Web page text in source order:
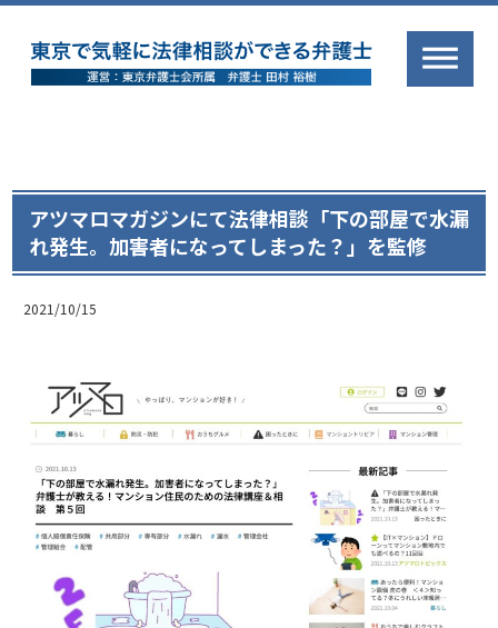
アツマロマガジンにて法律相談「下の部屋で水漏
れ発生。加害者になってしまった？」を監修
2021/10/15